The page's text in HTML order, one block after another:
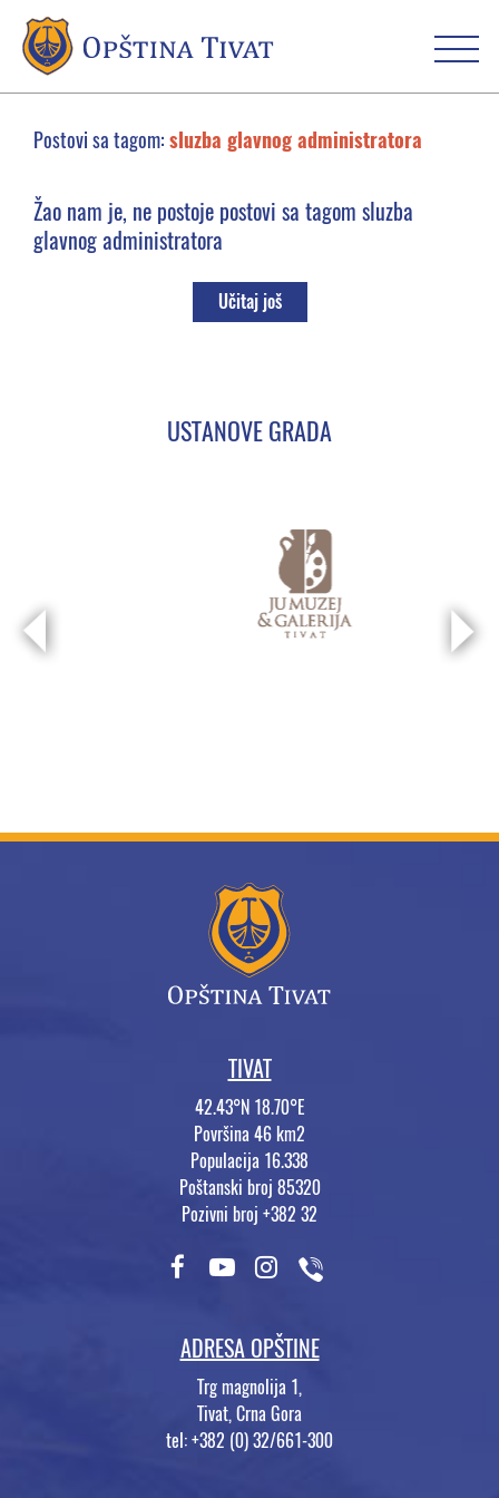
Postovi sa tagom: sluzba glavnog administratora
Žao nam je, ne postoje postovi sa tagom sluzba
glavnog administratora
Učitaj još
USTANOVE GRADA
TIVAT
42.43°N 18.70°E
Površina 46 km2
Populacija 16.338
Poštanski broj 85320
Pozivni broj +382 32
ADRESA OPŠTINE
Trg magnolija 1,
Tivat, Crna Gora
tel: +382 (0) 32/661-300